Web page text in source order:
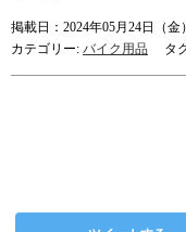
掲載日：2024年05月24日（金）
カテゴリー: バイク用品 タ